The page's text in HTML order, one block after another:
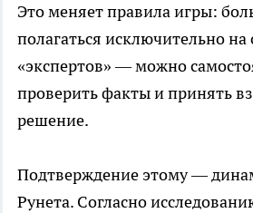
Это меняет правила игры:
полагаться исключительно на
«экспертов» — можно
проверить факты и принять
решение.
Подтверждение этому —
Рунета. Согласно